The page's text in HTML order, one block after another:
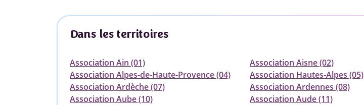
Dans les territoires
Association Ain (01) Association Aisne (02)
Association Alpes-de-Haute-Provence (04)
Association Hautes-Alpes (05)
Association Ardèche (07)
Association Ardennes (08)
Association Aube (10)
Association Aude (11)